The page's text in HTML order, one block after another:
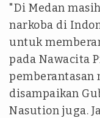
"Di Medan
narkoba di
untuk
pada Nawacita
pemberantasan
disampaikan
Nasution juga.